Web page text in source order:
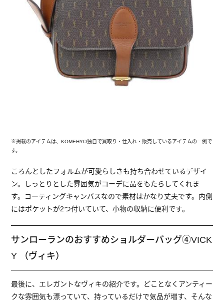
※掲載のアイテムは、KOMEHYO独自で買取り・仕入れ・販売しているアイテムの一例で
す。
ころんとしたフォルムが可愛らしさも持ち合わせているデザイ
ン。しっとりとした雰囲気がコーデに品をもたらしてくれま
す。コーティングキャンバスなので素材はかなり丈夫です。内側
にはポケットが2つ付いていて、小物の収納に便利です。
サンローランのおすすめショルダーバッグ④VICK
Y （ヴィキ）
最後に、エレガントなヴィキの紹介です。どことなくアンティー
クな雰囲気も漂っていて、持っているだけで気品が増す、そんな